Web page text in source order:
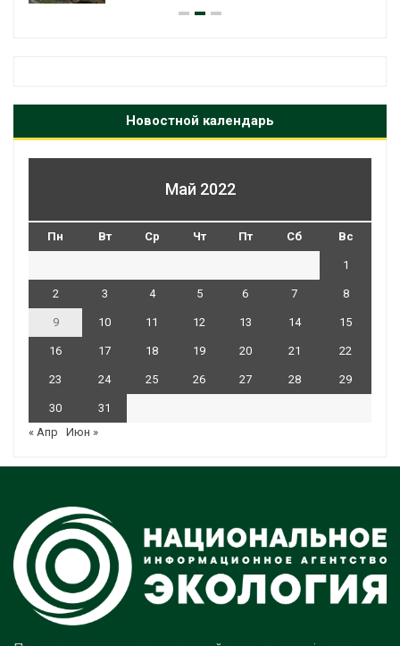
Новостной календарь
Май 2022
Пн Вт Ср Чт Пт Сб Вс
1
2 3 4 5 6 7 8
9 10 11 12 13 14 15
16 17 18 19 20 21 22
23 24 25 26 27 28 29
30
31
« Апр
Июн »